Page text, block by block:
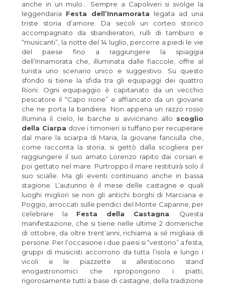
anche in un mulo… Sempre a Capoliveri si svolge la
leggendaria Festa dell’Innamorata legata ad una
triste storia d’amore. Da secoli un corteo storico
accompagnato da sbandieratori, rulli di tamburo e
“musicanti”, la notte del 14 luglio, percorre a piedi le vie
del paese fino a raggiungere la spiaggia
dell’Innamorata che, illuminata dalle fiaccole, offre al
turista uno scenario unico e suggestivo. Su questo
sfondo si tiene la sfida tra gli equipaggi dei quattro
Rioni. Ogni equipaggio è capitanato da un vecchio
pescatore il “Capo rione” e affiancato da un giovane
che ne porta la bandiera. Non appena un razzo rosso
illumina il cielo, le barche si avvicinano allo scoglio
della Ciarpa dove i timonieri si tuffano per recuperare
dal mare la sciarpa di Maria, la giovane fanciulla che,
come racconta la storia, si gettò dalla scogliera per
raggiungere il suo amato Lorenzo rapito dai corsari e
poi gettato nel mare. Purtroppo il mare restituirà solo il
suo scialle. Ma gli eventi continuano anche in bassa
stagione. L’autunno è il mese delle castagne e quali
luoghi migliori se non gli antichi borghi di Marciana e
Poggio, arroccati sulle pendici del Monte Capanne, per
celebrare la Festa della Castagna . Questa
manifestazione, che si tiene nelle ultime 2 domeniche
di ottobre, da oltre trent’anni, richiama a sé migliaia di
persone. Per l’occasione i due paesi si “vestono” a festa,
gruppi di musicisti accorrono da tutta l’isola e lungo i
vicoli e le piazzette si allestiscono stand
enogastronomici che ripropongono i piatti,
rigorosamente tutti a base di castagne, della tradizione